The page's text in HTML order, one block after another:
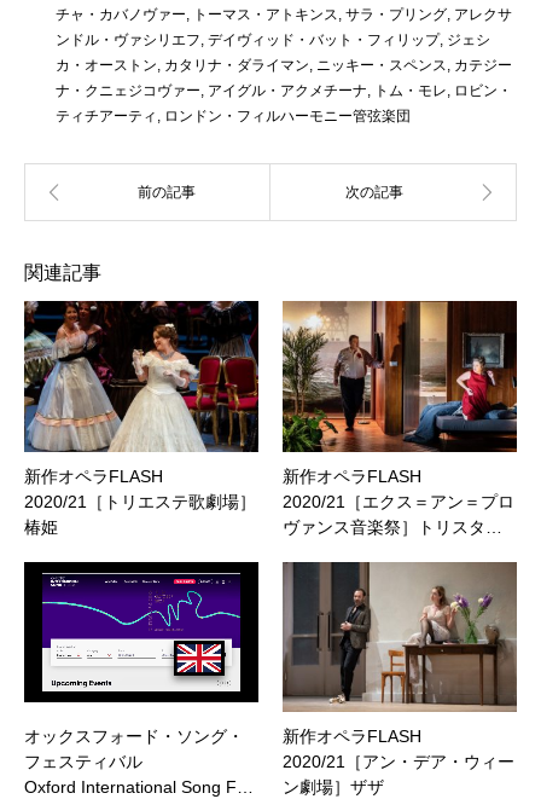
チャ・カバノヴァー, トーマス・アトキンス, サラ・プリング, アレクサ
ンドル・ヴァシリエフ, デイヴィッド・バット・フィリップ, ジェシ
カ・オーストン, カタリナ・ダライマン, ニッキー・スペンス, カテジー
ナ・クニェジコヴァー, アイグル・アクメチーナ, トム・モレ, ロビン・
ティチアーティ , ロンドン・フィルハーモニー管弦楽団
関連記事
新作オペラFLASH
2020/21［トリエステ歌劇場］
椿姫
新作オペラFLASH
2020/21［エクス＝アン＝プロ
ヴァンス音楽祭］トリスタ…
オックスフォード・ソング・
フェスティバル
Oxford International Song F…
新作オペラFLASH
2020/21［アン・デア・ウィー
ン劇場］ザザ